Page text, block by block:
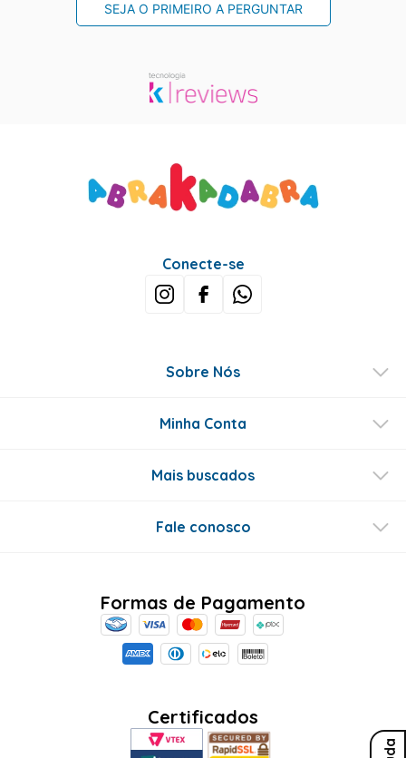
SEJA O PRIMEIRO A PERGUNTAR
Conecte-se
Sobre Nós
Minha Conta
Mais buscados
Fale conosco
Formas de Pagamento
Certificados